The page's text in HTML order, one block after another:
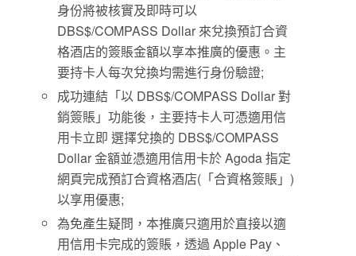
身份將被核實及即時可以
DBS$/COMPASS Dollar 來兌換預訂合資
格酒店的簽賬金額以享本推廣的優惠。主
要持卡人每次兌換均需進行身份驗證;
成功連結「以 DBS$/COMPASS Dollar 對
銷簽賬」功能後，主要持卡人可憑適用信
用卡立即 選擇兌換的 DBS$/COMPASS
Dollar 金額並憑適用信用卡於 Agoda 指定
網頁完成預訂合資格酒店(「合資格簽賬」)
以享用優惠;
為免產生疑問，本推廣只適用於直接以適
用信用卡完成的簽賬，透過 Apple Pay、